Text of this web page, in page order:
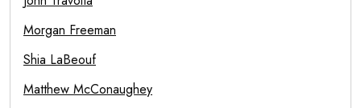
Morgan Freeman
Shia LaBeouf
Matthew McConaughey